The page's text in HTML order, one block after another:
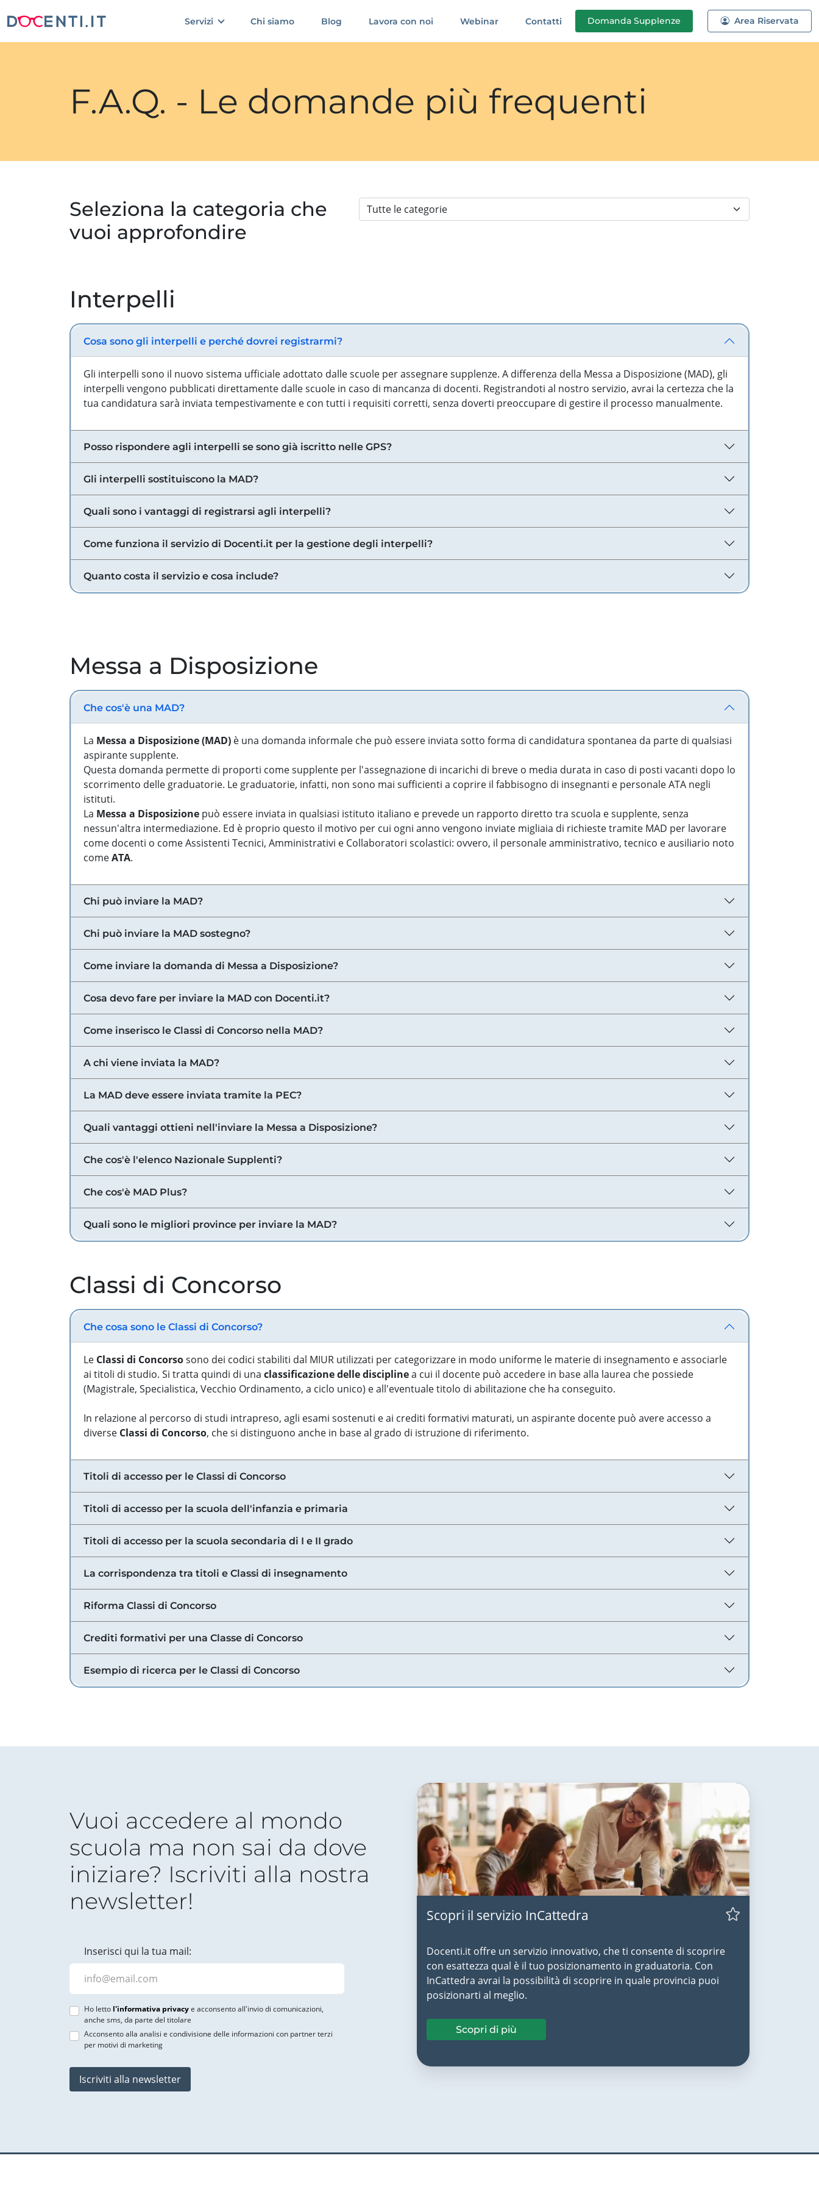
Servizi Chi siamo Blog Lavora con noi Webinar Contatti Domanda Supplenze Area Riservata
F.A.Q. - Le domande più frequenti
Seleziona la categoria che
vuoi approfondire
Interpelli
Cosa sono gli interpelli e perché dovrei registrarmi?
Gli interpelli sono il nuovo sistema ufficiale adottato dalle scuole per assegnare supplenze. A differenza della Messa a Disposizione (MAD), gli
interpelli vengono pubblicati direttamente dalle scuole in caso di mancanza di docenti. Registrandoti al nostro servizio, avrai la certezza che la
tua candidatura sarà inviata tempestivamente e con tutti i requisiti corretti, senza doverti preoccupare di gestire il processo manualmente.
Posso rispondere agli interpelli se sono già iscritto nelle GPS?
Gli interpelli sostituiscono la MAD?
Quali sono i vantaggi di registrarsi agli interpelli?
Come funziona il servizio di Docenti.it per la gestione degli interpelli?
Quanto costa il servizio e cosa include?
Messa a Disposizione
Che cos'è una MAD?
La Messa a Disposizione (MAD) è una domanda informale che può essere inviata sotto forma di candidatura spontanea da parte di qualsiasi
aspirante supplente.
Questa domanda permette di proporti come supplente per l'assegnazione di incarichi di breve o media durata in caso di posti vacanti dopo lo
scorrimento delle graduatorie. Le graduatorie, infatti, non sono mai sufficienti a coprire il fabbisogno di insegnanti e personale ATA negli
istituti.
La Messa a Disposizione può essere inviata in qualsiasi istituto italiano e prevede un rapporto diretto tra scuola e supplente, senza
nessun'altra intermediazione. Ed è proprio questo il motivo per cui ogni anno vengono inviate migliaia di richieste tramite MAD per lavorare
come docenti o come Assistenti Tecnici, Amministrativi e Collaboratori scolastici: ovvero, il personale amministrativo, tecnico e ausiliario noto
comeATA.
Chi può inviare la MAD?
Chi può inviare la MAD sostegno?
Come inviare la domanda di Messa a Disposizione?
Cosa devo fare per inviare la MAD con Docenti.it?
Come inserisco le Classi di Concorso nella MAD?
A chi viene inviata la MAD?
La MAD deve essere inviata tramite la PEC?
Quali vantaggi ottieni nell'inviare la Messa a Disposizione?
Che cos'è l'elenco Nazionale Supplenti?
Che cos'è MAD Plus?
Quali sono le migliori province per inviare la MAD?
Classi di Concorso
Che cosa sono le Classi di Concorso?
Le Classi di Concorsosono dei codici stabiliti dal MIUR utilizzati per categorizzare in modo uniforme le materie di insegnamento e associarle
ai titoli di studio. Si tratta quindi di una classificazione delle disciplinea cui il docente può accedere in base alla laurea che possiede
(Magistrale, Specialistica, Vecchio Ordinamento, a ciclo unico) e all'eventuale titolo di abilitazione che ha conseguito.
In relazione al percorso di studi intrapreso, agli esami sostenuti e ai crediti formativi maturati, un aspirante docente può avere accesso a
diverse Classi di Concorso, che si distinguono anche in base al grado di istruzione di riferimento.
Titoli di accesso per le Classi di Concorso
Titoli di accesso per la scuola dell'infanzia e primaria
Titoli di accesso per la scuola secondaria di I e II grado
La corrispondenza tra titoli e Classi di insegnamento
Riforma Classi di Concorso
Crediti formativi per una Classe di Concorso
Esempio di ricerca per le Classi di Concorso
Vuoi accedere al mondo
scuola ma non sai da dove
iniziare? Iscriviti alla nostra
newsletter!
Inserisci qui la tua mail:
Ho letto l'informativa privacye acconsento all'invio di comunicazioni,
anche sms, da parte del titolare
Acconsento alla analisi e condivisione delle informazioni con partner terzi
per motivi di marketing
Iscriviti alla newsletter
Scopri il servizio InCattedra
Docenti.it offre un servizio innovativo, che ti consente di scoprire
con esattezza qual è il tuo posizionamento in graduatoria. Con
InCattedra avrai la possibilità di scoprire in quale provincia puoi
posizionarti al meglio.
Scopri di più